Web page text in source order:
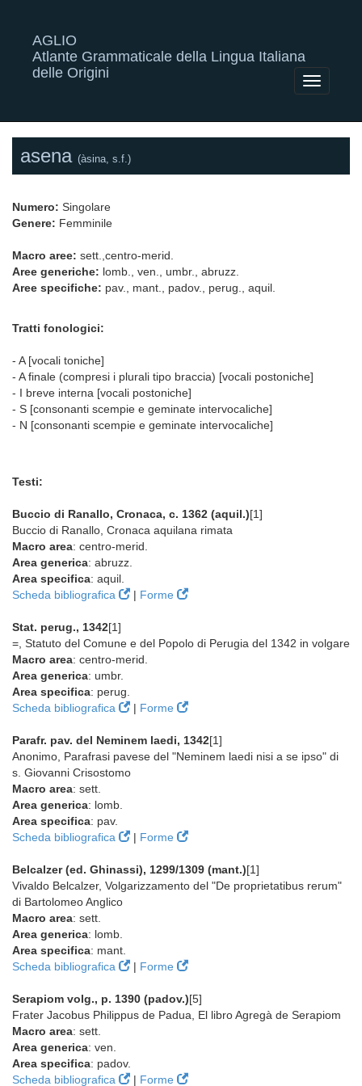
AGLIO
Atlante Grammaticale della Lingua Italiana
delle Origini
Toggle
asena (àsina, s.f.)
Numero: Singolare
Genere: Femminile
Macro aree: sett.,centro-merid.
Aree generiche: lomb., ven., umbr., abruzz.
Aree specifiche: pav., mant., padov., perug., aquil.
Tratti fonologici:
- A [vocali toniche]
- A finale (compresi i plurali tipo braccia) [vocali postoniche]
- I breve interna [vocali postoniche]
- S [consonanti scempie e geminate intervocaliche]
- N [consonanti scempie e geminate intervocaliche]
Testi:
Buccio di Ranallo, Cronaca, c. 1362 (aquil.)[1]
Buccio di Ranallo, Cronaca aquilana rimata
Macro area: centro-merid.
Area generica: abruzz.
Area specifica: aquil.
Scheda bibliografica
| Forme
Stat. perug., 1342[1]
=, Statuto del Comune e del Popolo di Perugia del 1342 in volgare
Macro area: centro-merid.
Area generica: umbr.
Area specifica: perug.
Scheda bibliografica
| Forme
Parafr. pav. del Neminem laedi, 1342[1]
Anonimo, Parafrasi pavese del "Neminem laedi nisi a se ipso" di
s. Giovanni Crisostomo
Macro area: sett.
Area generica: lomb.
Area specifica: pav.
Scheda bibliografica
| Forme
Belcalzer (ed. Ghinassi), 1299/1309 (mant.)[1]
Vivaldo Belcalzer, Volgarizzamento del "De proprietatibus rerum"
di Bartolomeo Anglico
Macro area: sett.
Area generica: lomb.
Area specifica: mant.
Scheda bibliografica
| Forme
Serapiom volg., p. 1390 (padov.)[5]
Frater Jacobus Philippus de Padua, El libro Agregà de Serapiom
Macro area: sett.
Area generica: ven.
Area specifica: padov.
Scheda bibliografica
| Forme